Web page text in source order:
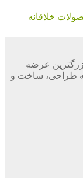
خلاقانه
عرضه
طراحی، ساخت و